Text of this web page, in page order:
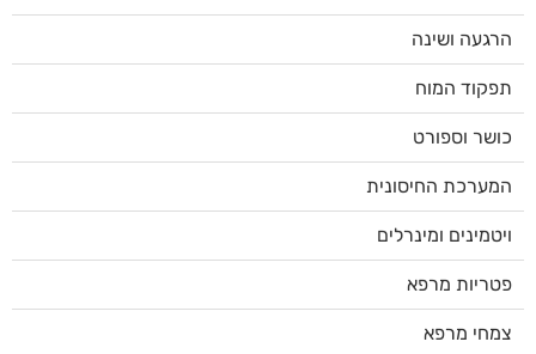
הרגעה ושינה
תפקוד המוח
כושר וספורט
המערכת החיסונית
ויטמינים ומינרלים
פטריות מרפא
צמחי מרפא